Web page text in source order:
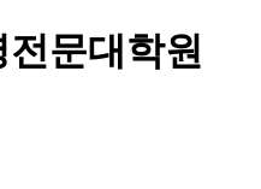
문대학원